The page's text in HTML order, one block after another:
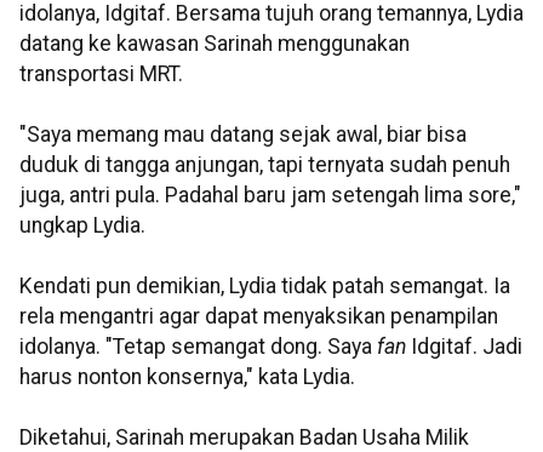
idolanya, Idgitaf. Bersama tujuh orang temannya, Lydia
datang ke kawasan Sarinah menggunakan
transportasi MRT.
"Saya memang mau datang sejak awal, biar bisa
duduk di tangga anjungan, tapi ternyata sudah penuh
juga, antri pula. Padahal baru jam setengah lima sore,"
ungkap Lydia.
Kendati pun demikian, Lydia tidak patah semangat. Ia
rela mengantri agar dapat menyaksikan penampilan
idolanya. "Tetap semangat dong. Saya fan Idgitaf. Jadi
harus nonton konsernya," kata Lydia.
Diketahui, Sarinah merupakan Badan Usaha Milik